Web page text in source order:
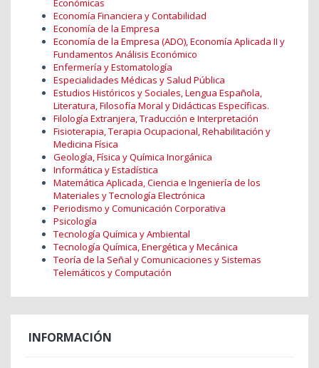
Económicas
Economía Financiera y Contabilidad
Economía de la Empresa
Economía de la Empresa (ADO), Economía Aplicada II y
Fundamentos Análisis Económico
Enfermería y Estomatología
Especialidades Médicas y Salud Pública
Estudios Históricos y Sociales, Lengua Española,
Literatura, Filosofía Moral y Didácticas Específicas.
Filología Extranjera, Traducción e Interpretación
Fisioterapia, Terapia Ocupacional, Rehabilitación y
Medicina Física
Geología, Física y Química Inorgánica
Informática y Estadística
Matemática Aplicada, Ciencia e Ingeniería de los
Materiales y Tecnología Electrónica
Periodismo y Comunicación Corporativa
Psicología
Tecnología Química y Ambiental
Tecnología Química, Energética y Mecánica
Teoría de la Señal y Comunicaciones y Sistemas
Telemáticos y Computación
INFORMACIÓN